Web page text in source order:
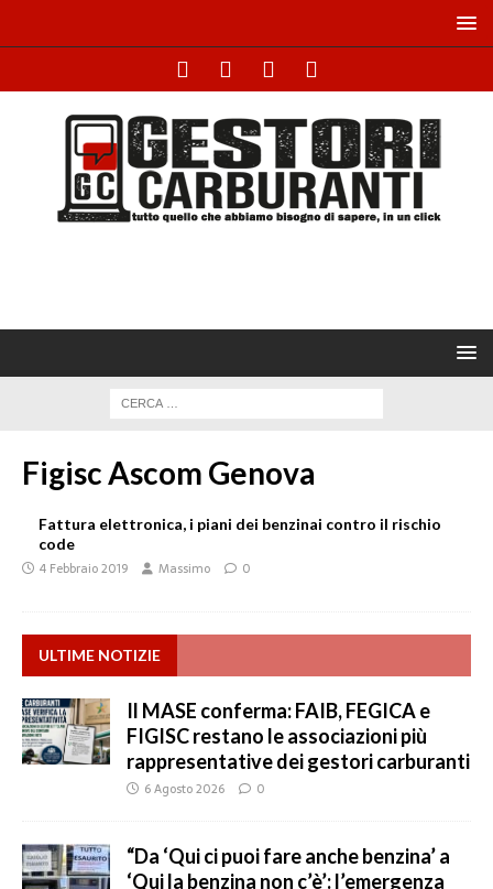
Figisc Ascom Genova
Fattura elettronica, i piani dei benzinai contro il rischio
code
4 Febbraio 2019 Massimo 0
ULTIME NOTIZIE
Il MASE conferma: FAIB, FEGICA e
FIGISC restano le associazioni più
rappresentative dei gestori carburanti
6 Agosto 2026 0
“Da ‘Qui ci puoi fare anche benzina’ a
‘Qui la benzina non c’è’: l’emergenza